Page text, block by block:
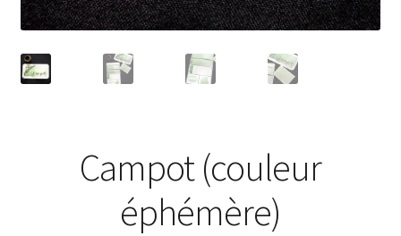
Campot (couleur
éphémère)